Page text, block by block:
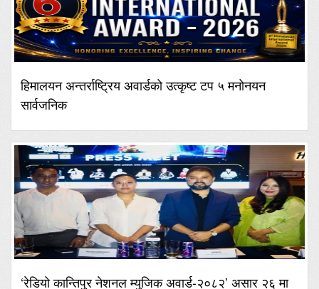
हिमालयन अन्तर्राष्ट्रिय अवार्डको उत्कृष्ट टप ५ मनोनयन
सार्वजनिक
‘रेडियो कान्तिपुर नेशनल म्युजिक अवार्ड-२०८२’ असार २६ मा